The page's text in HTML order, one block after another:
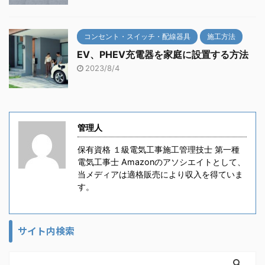
コンセント・スイッチ・配線器具 施工方法
EV、PHEV充電器を家庭に設置する方法
2023/8/4
管理人
保有資格 １級電気工事施工管理技士 第一種
電気工事士 Amazonのアソシエイトとして、
当メディアは適格販売により収入を得ていま
す。
サイト内検索